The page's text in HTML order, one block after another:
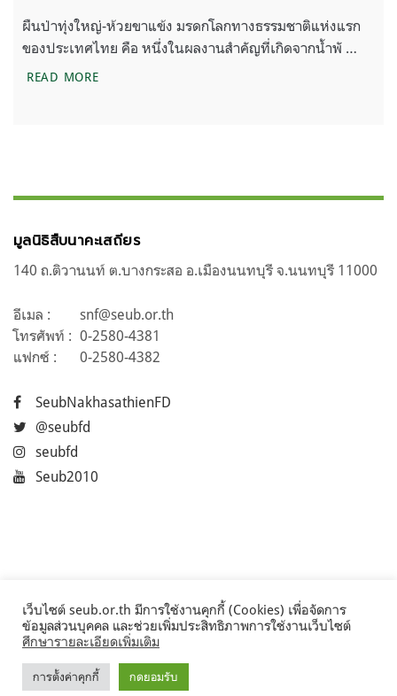
ผืนป่าทุ่งใหญ่-ห้วยขาแข้ง มรดกโลกทางธรรมชาติแห่งแรก
ของประเทศไทย คือ หนึ่งในผลงานสำคัญที่เกิดจากน้ำพั …
READ MOREบันทึกเสวนา ทุ่งใหญ่-ห้วยขาแข้ง มรดกโลก ในวันนี้
มูลนิธิสืบนาคะเสถียร
140 ถ.ติวานนท์ ต.บางกระสอ อ.เมืองนนทบุรี จ.นนทบุรี 11000
อีเมล :
snf@seub.or.th
โทรศัพท์ : 0-2580-4381
แฟกซ์ :
0-2580-4382
SeubNakhasathienFD
@seubfd
seubfd
Seub2010
©2017 Seub.or.th
เว็บไซต์ seub.or.th มีการใช้งานคุกกี้ (Cookies) เพื่อจัดการ
ข้อมูลส่วนบุคคล และช่วยเพิ่มประสิทธิภาพการใช้งานเว็บไซต์
ศึกษารายละเอียดเพิ่มเติม
การตั้งค่าคุกกี้ กดยอมรับ